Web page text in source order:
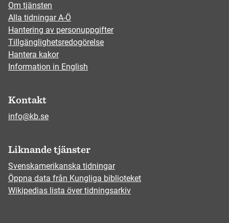
Om tjänsten
Alla tidningar A-Ö
Hantering av personuppgifter
Tillgänglighetsredogörelse
Hantera kakor
Information in English
Kontakt
info@kb.se
Liknande tjänster
Svenskamerikanska tidningar
Öppna data från Kungliga biblioteket
Wikipedias lista över tidningsarkiv